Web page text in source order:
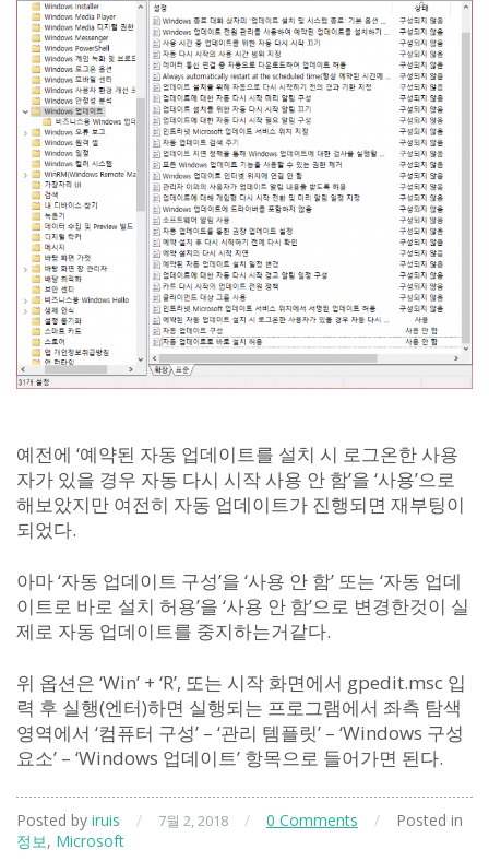
예전에 ‘예약된 자동 업데이트를 설치 시 로그온한 사용
자가 있을 경우 자동 다시 시작 사용 안 함’을 ‘사용’으로
해보았지만 여전히 자동 업데이트가 진행되면 재부팅이
되었다.
아마 ‘자동 업데이트 구성’을 ‘사용 안 함’ 또는 ‘자동 업데
이트로 바로 설치 허용’을 ‘사용 안 함’으로 변경한것이 실
제로 자동 업데이트를 중지하는거같다.
위 옵션은 ‘Win’ + ‘R’, 또는 시작 화면에서 gpedit.msc 입
력 후 실행(엔터)하면 실행되는 프로그램에서 좌측 탐색
영역에서 ‘컴퓨터 구성’ – ‘관리 템플릿’ – ‘Windows 구성
요소’ – ‘Windows 업데이트’ 항목으로 들어가면 된다.
Posted by iruis / 7월 2, 2018 / 0 Comments /
Posted in
정보, Microsoft